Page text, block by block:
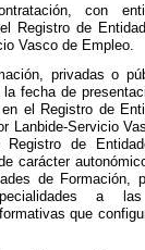
con
Registro de
Vasco de Empleo.
privadas o
fecha de
el Registro de
Lanbide-Servicio
Registro de
carácter
de Formación,
a
que